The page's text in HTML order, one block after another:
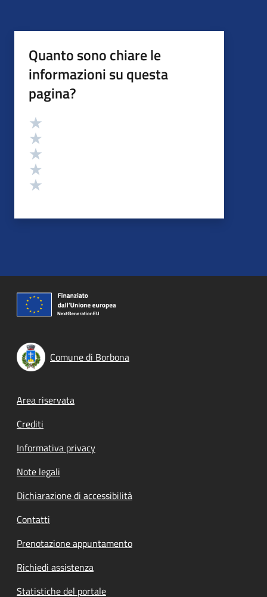
Quanto sono chiare le
informazioni su questa
pagina?
Valutazione
Comune di Borbona
Footer menu
Area riservata
Crediti
Informativa privacy
Note legali
Dichiarazione di accessibilità
Contatti
Prenotazione appuntamento
Richiedi assistenza
Statistiche del portale